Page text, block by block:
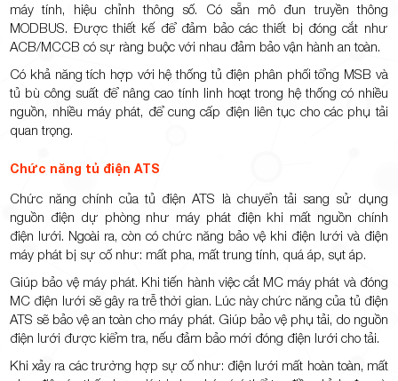
máy tính, hiệu chỉnh thông số. Có sẵn mô đun truyền thông
MODBUS. Được thiết kế để đảm bảo các thiết bị đóng cắt như
ACB/MCCB có sự ràng buộc với nhau đảm bảo vận hành an toàn.
Có khả năng tích hợp với hệ thống tủ điện phân phối tổng MSB và
tủ bù công suất để nâng cao tính linh hoạt trong hệ thống có nhiều
nguồn, nhiều máy phát, để cung cấp điện liên tục cho các phụ tải
quan trọng.
Chức năng tủ điện ATS
Chức năng chính của tủ điện ATS là chuyển tải sang sử dụng
nguồn điện dự phòng như máy phát điện khi mất nguồn chính
điện lưới. Ngoài ra, còn có chức năng bảo vệ khi điện lưới và điện
máy phát bị sự cố như: mất pha, mất trung tính, quá áp, sụt áp.
Giúp bảo vệ máy phát. Khi tiến hành việc cắt MC máy phát và đóng
MC điện lưới sẽ gây ra trễ thời gian. Lúc này chức năng của tủ điện
ATS sẽ bảo vệ an toàn cho máy phát. Giúp bảo vệ phụ tải, do nguồn
điện lưới được kiểm tra, nếu đảm bảo mới đóng điện lưới cho tải.
Khi xảy ra các trường hợp sự cố như: điện lưới mất hoàn toàn, mất